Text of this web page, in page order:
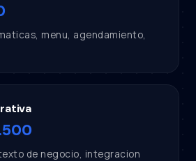
menu, agendamiento,
de negocio, integracion